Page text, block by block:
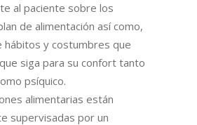
al paciente sobre los
de alimentación así como,
hábitos y costumbres que
siga para su confort tanto
psíquico.
alimentarias están
supervisadas por un